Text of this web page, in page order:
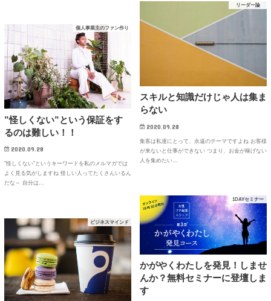
リーダー論
スキルと知識だけじゃ人は集ま
らない
2020.09.28
集客は私達にとって、永遠のテーマですよね お客様
が来ないと仕事ができない つまり、お金が稼げない
人を集めたい…
個人事業主のファン作り
”怪しくない”という保証をす
るのは難しい！！
2020.09.28
”怪しくない”というキーワードを私のメルマガでは
よく見る気がしますね 怪しい人ってたくさんいるん
だな～ 自分は…
1DAYセミナー
かがやくわたしを発見！しませ
んか？無料セミナーに登壇しま
す
ビジネスマインド